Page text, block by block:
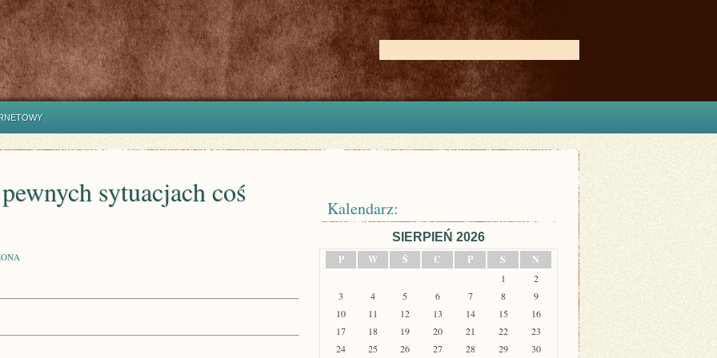
sytuacjach coś
Kalendarz:
SIERPIEŃ 2026
P
W Ś C P S N
1
2
3
4 5 6 7 8
9
10
11 12 13 14 15
16
17
18 19 20 21 22
23
24
25 26 27 28 29
30